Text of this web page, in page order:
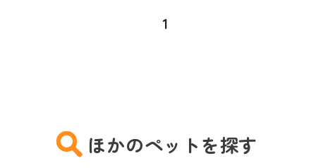
1
ほかのペットを探す